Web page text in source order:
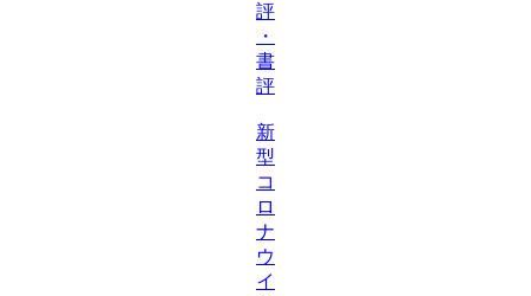
評
・
書
評
新
型
コ
ロ
ナ
ウ
イ